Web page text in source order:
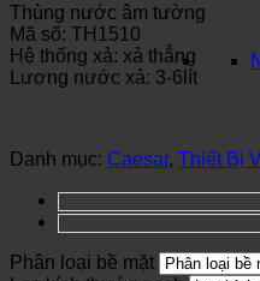
Thùng nước âm tường
Mã số: TH1510
Hệ thống xả: xả thẳng
Lượng nước xả: 3-6lít
Danh mục: Caesar, Thiết Bị
Phân loại bề mặt